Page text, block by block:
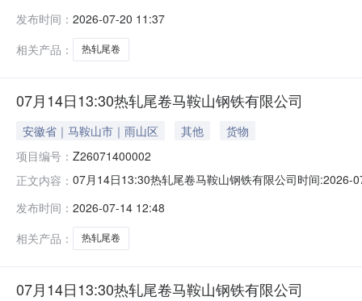
卷）Q235B2.3*1250*C攀钢钒1/2.64折边(因非计划产品
发布时间： 2026-07-20 11:37
相关产品：
热轧尾卷
07月14日13:30热轧尾卷马鞍山钢铁有限公司
安徽省｜马鞍山市｜雨山区 其他
货物
项目编号： Z26071400002
正文内容： 07月14日13:30热轧尾卷马鞍山钢铁有限公司时间
保证金：￥500.00元交易保证金：￥500.00元竞价保
发布时间： 2026-07-14 12:48
相关产品：
热轧尾卷
07月14日13:30热轧尾卷马鞍山钢铁有限公司